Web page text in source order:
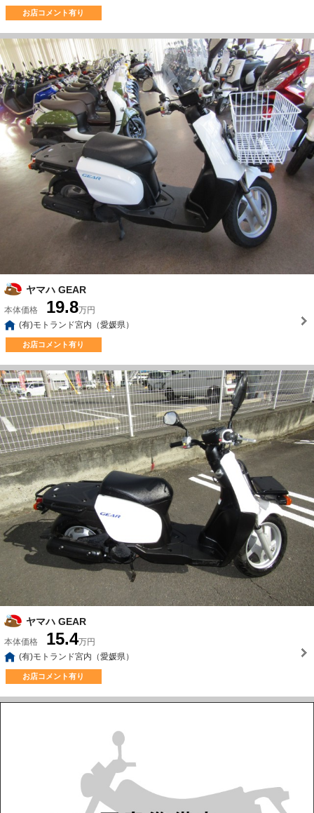
お店コメント有り
ヤマハ GEAR
本体価格 19.8万円
(有)モトランド宮内（愛媛県）
お店コメント有り
ヤマハ GEAR
本体価格 15.4万円
(有)モトランド宮内（愛媛県）
お店コメント有り